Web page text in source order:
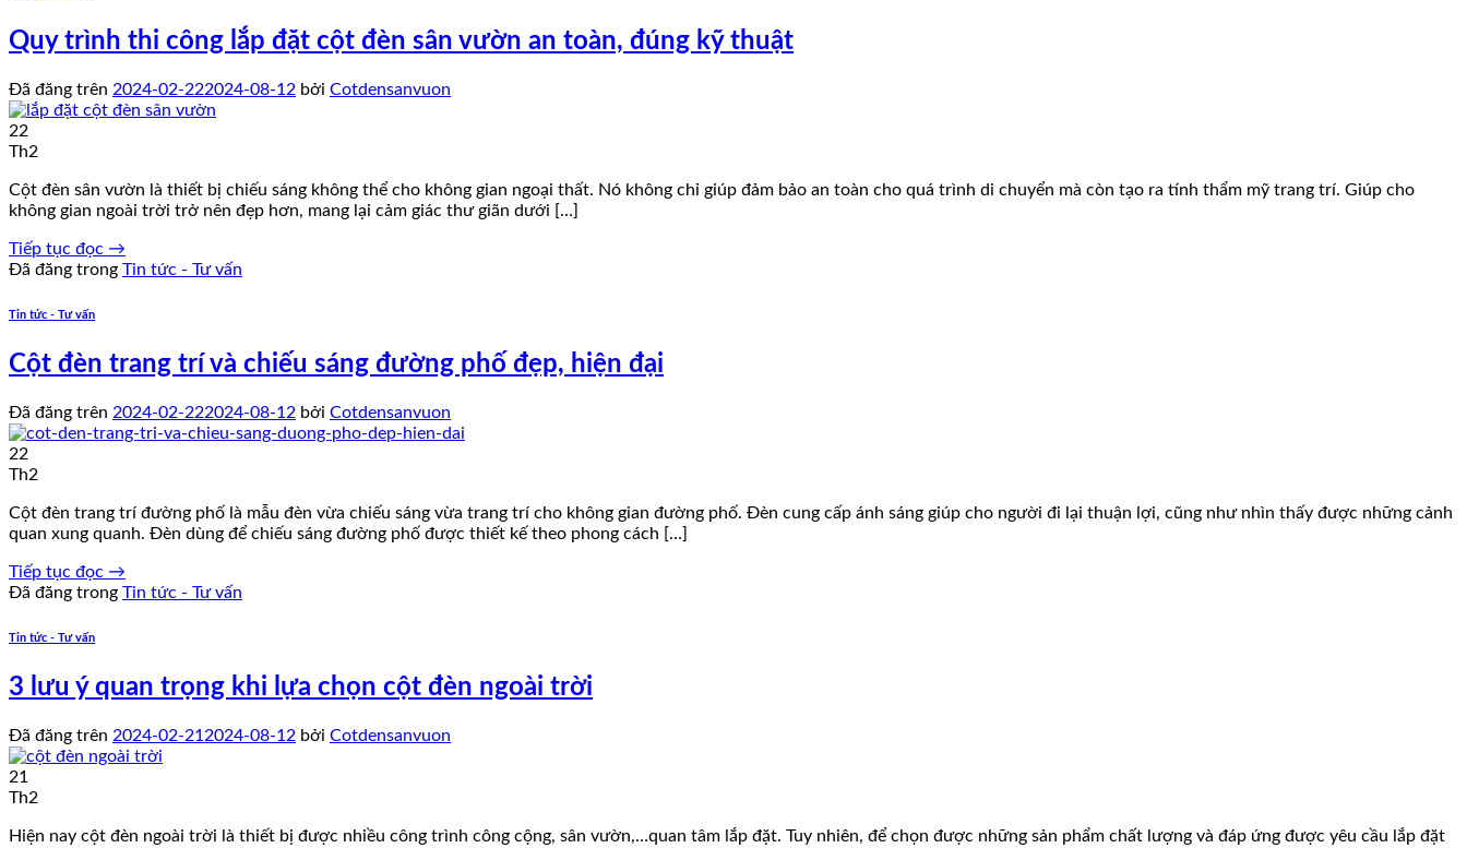
Quy trình thi công lắp đặt cột đèn sân vườn an toàn, đúng kỹ thuật
Đã đăng trên 2024-02-222024-08-12 bởi Cotdensanvuon
22
Th2
Cột đèn sân vườn là thiết bị chiếu sáng không thể cho không gian ngoại thất. Nó không chỉ giúp đảm bảo an toàn cho quá trình di chuyển mà còn tạo ra tính thẩm mỹ trang trí. Giúp cho
không gian ngoài trời trở nên đẹp hơn, mang lại cảm giác thư giãn dưới […]
Tiếp tục đọc →
Đã đăng trong Tin tức - Tư vấn
Tin tức - Tư vấn
Cột đèn trang trí và chiếu sáng đường phố đẹp, hiện đại
Đã đăng trên 2024-02-222024-08-12 bởi Cotdensanvuon
22
Th2
Cột đèn trang trí đường phố là mẫu đèn vừa chiếu sáng vừa trang trí cho không gian đường phố. Đèn cung cấp ánh sáng giúp cho người đi lại thuận lợi, cũng như nhìn thấy được những cảnh
quan xung quanh. Đèn dùng để chiếu sáng đường phố được thiết kế theo phong cách […]
Tiếp tục đọc →
Đã đăng trong Tin tức - Tư vấn
Tin tức - Tư vấn
3 lưu ý quan trọng khi lựa chọn cột đèn ngoài trời
Đã đăng trên 2024-02-21 2024-08-12 bởi Cotdensanvuon
21
Th2
Hiện nay cột đèn ngoài trời là thiết bị được nhiều công trình công cộng, sân vườn,…quan tâm lắp đặt. Tuy nhiên, để chọn được những sản phẩm chất lượng và đáp ứng được yêu cầu lắp đặt